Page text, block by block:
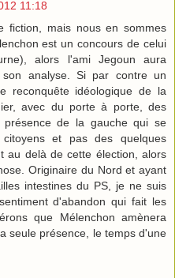
11:18
fiction, mais nous en sommes
est un concours de celui
alors l'ami Jegoun aura
analyse. Si par contre un
reconquête idéologique de la
avec du porte à porte, des
de la gauche qui se
et pas des quelques
au delà de cette élection, alors
Originaire du Nord et ayant
intestines du PS, je ne suis
d'abandon qui fait les
que Mélenchon amènera
seule présence, le temps d'une